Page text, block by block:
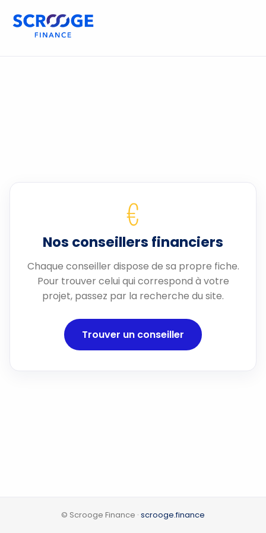
€
Nos conseillers financiers
Chaque conseiller dispose de sa propre fiche.
Pour trouver celui qui correspond à votre
projet, passez par la recherche du site.
Trouver un conseiller
© Scrooge Finance · scrooge.finance